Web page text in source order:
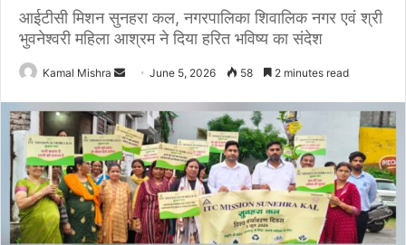
आईटीसी मिशन सुनहरा कल, नगरपालिका शिवालिक नगर एवं श्री
भुवनेश्वरी महिला आश्रम ने दिया हरित भविष्य का संदेश
Kamal Mishra
Send
email
June 5, 2026 58 2 minutes read